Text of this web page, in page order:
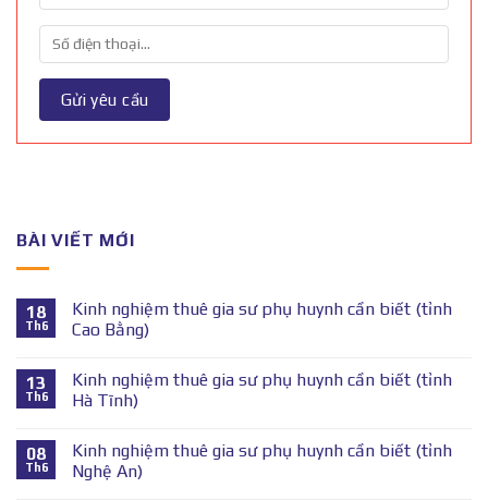
BÀI VIẾT MỚI
18
Th6
Kinh nghiệm thuê gia sư phụ huynh cần biết (tỉnh
Cao Bằng)
13
Th6
Kinh nghiệm thuê gia sư phụ huynh cần biết (tỉnh
Hà Tĩnh)
08
Th6
Kinh nghiệm thuê gia sư phụ huynh cần biết (tỉnh
Nghệ An)